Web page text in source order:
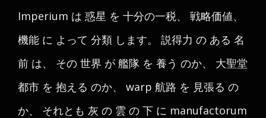
Imperium は 惑星 を 十分の一税、 戦略価値、
機能 に よって 分類 します。 説得力 の ある 名
前 は、 その 世界 が 艦隊 を 養う のか、 大聖堂
都市 を 抱える のか、 warp 航路 を 見張る の
か、 それとも 灰 の 雲 の 下 に manufactorum